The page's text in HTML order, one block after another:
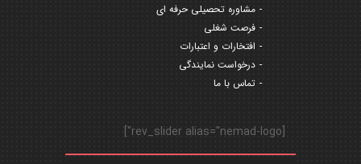
مشاوره تحصیلی حرفه ای
فرصت شغلی
افتخارات و اعتبارات
درخواست نمایندگی
تماس با ما
[rev_slider alias="nemad-logo"]